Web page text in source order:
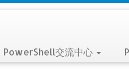
PowerShell交流中心